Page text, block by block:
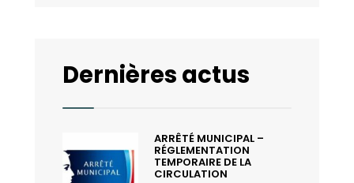
Dernières actus
ARRÊTÉ MUNICIPAL –
RÉGLEMENTATION
TEMPORAIRE DE LA
CIRCULATION